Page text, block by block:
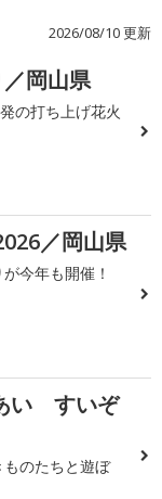
2026/08/10 更新
岡山県
の打ち上げ花火
／岡山県
今年も開催！
い すいぞ
ものたちと遊ぼ